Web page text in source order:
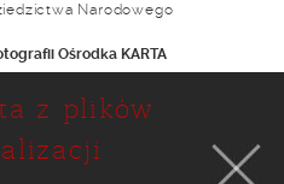
Narodowego
Ośrodka KARTA
29
Warszawa
646 36 90
z plików